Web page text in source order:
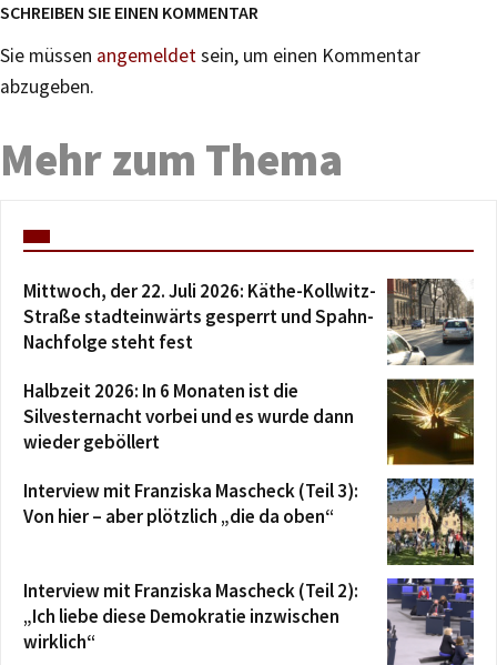
SCHREIBEN SIE EINEN KOMMENTAR
Sie müssen angemeldetsein, um einen Kommentar
abzugeben.
Mehr zum Thema
Mittwoch, der 22. Juli 2026: Käthe-Kollwitz-
Straße stadteinwärts gesperrt und Spahn-
Nachfolge steht fest
Halbzeit 2026: In 6 Monaten ist die
Silvesternacht vorbei und es wurde dann
wieder geböllert
Interview mit Franziska Mascheck (Teil 3):
Von hier – aber plötzlich „die da oben“
Interview mit Franziska Mascheck (Teil 2):
„Ich liebe diese Demokratie inzwischen
wirklich“